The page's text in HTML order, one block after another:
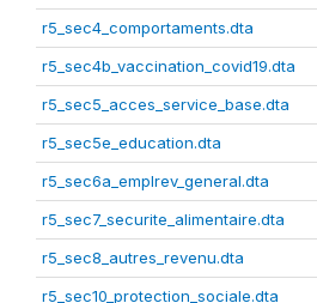
r5_sec4_comportaments.dta
r5_sec4b_vaccination_covid19.dta
r5_sec5_acces_service_base.dta
r5_sec5e_education.dta
r5_sec6a_emplrev_general.dta
r5_sec7_securite_alimentaire.dta
r5_sec8_autres_revenu.dta
r5_sec10_protection_sociale.dta